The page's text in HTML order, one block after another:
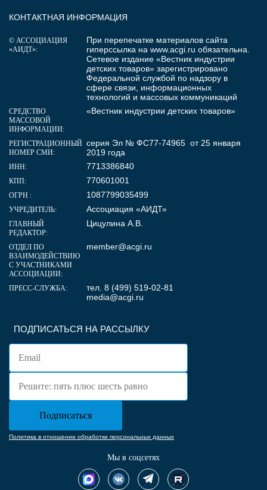
ПОДПИСАТЬСЯ НА РАССЫЛКУ
Политика в отношении обработки персональных данных
Мы в соцсетях
КОНТАКТНАЯ ИНФОРМАЦИЯ
© АССОЦИАЦИЯ
«АИДТ»:
При перепечатке материалов сайта
гиперссылка на www.acgi.ru обязательна.
Сетевое издание «Вестник индустрии
детских товаров» зарегистрировано
Федеральной службой по надзору в
сфере связи, информационных
технологий и массовых коммуникаций
СРЕДСТВО
МАССОВОЙ
ИНФОРМАЦИИ:
«Вестник индустрии детских товаров»
РЕГИСТРАЦИОННЫЙ
НОМЕР СМИ:
серия Эл № ФС77-74965 от 25 января
2019 года
ИНН: 7713386840
КПП: 770601001
ОГРН : 1087799035499
УЧРЕДИТЕЛЬ: Ассоциация «АИДТ»
ГЛАВНЫЙ
РЕДАКТОР:
Цицулина А.В.
ОТДЕЛ ПО
ВЗАИМОДЕЙСТВИЮ
С УЧАСТНИКАМИ
АССОЦИАЦИИ:
member@acgi.ru
ПРЕСС-СЛУЖБА:
тел. 8 (499) 519-02-81
media@acgi.ru